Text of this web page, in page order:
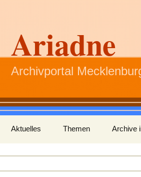
Ariadne
Archivportal
Inhalt
springen
Aktuelles Themen Archive